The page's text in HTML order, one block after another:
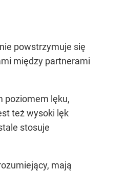
powstrzymuje się
między partnerami
poziomem lęku,
też wysoki lęk
stosuje
mają